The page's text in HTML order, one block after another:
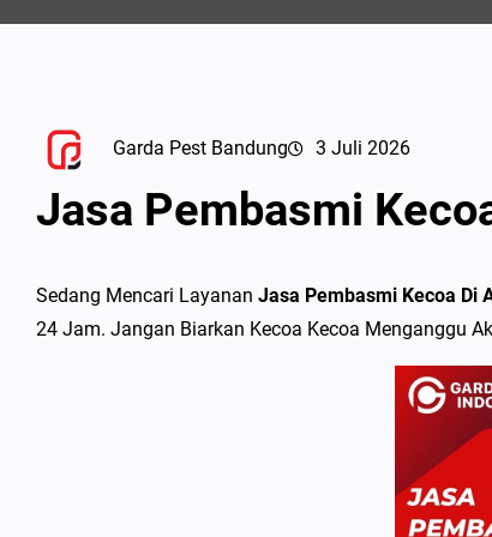
Garda Pest Bandung 3 Juli 2026
Jasa Pembasmi
Sedang Mencari Layanan Jasa Pembasmi Kecoa Di
24 Jam. Jangan Biarkan Kecoa Kecoa Menganggu